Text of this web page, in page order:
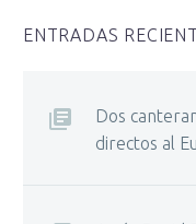
ENTRADAS
Dos
directos al